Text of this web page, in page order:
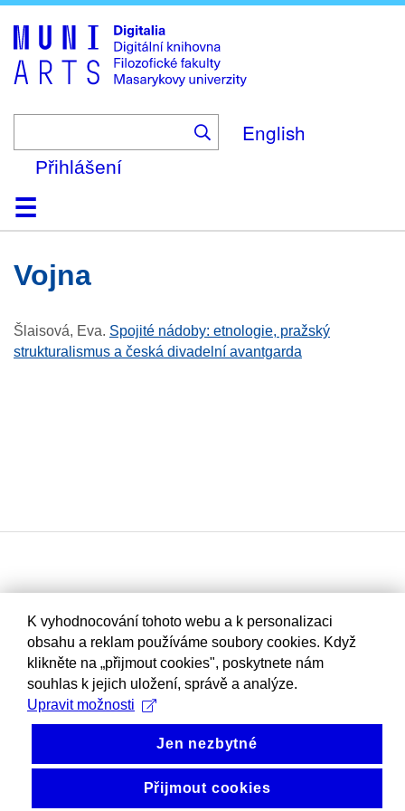
to
main
content
English
Přihlášení
DomůKolekce
Prohlížení
Vyhledávání
O platformě
Nápověda
KontaktDigitalia
Vojna
Šlaisová, Eva. Spojité nádoby: etnologie, pražský
strukturalismus a česká divadelní avantgarda
K vyhodnocování tohoto webu a k personalizaci
obsahu a reklam používáme soubory cookies. Když
klikněte na „přijmout cookies", poskytnete nám
souhlas k jejich uložení, správě a analýze.
Upravit možnosti
Jen nezbytné
Přijmout cookies